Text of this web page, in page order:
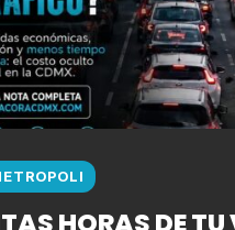
HORAS DE